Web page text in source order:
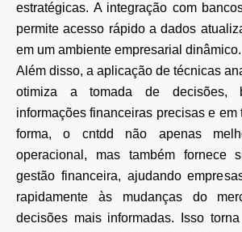
estratégicas. A integração com
permite acesso rápido a dados
em um ambiente empresarial dinâmico.
Além disso, a aplicação de técnicas
otimiza a tomada de decisões,
informações financeiras precisas e em
forma, o cntdd não apenas
operacional, mas também fornece
gestão financeira, ajudando
rapidamente às mudanças do
decisões mais informadas. Isso